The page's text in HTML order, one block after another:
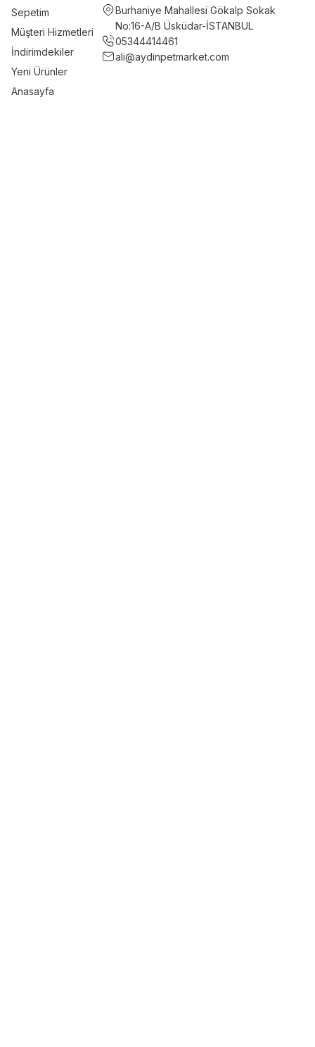
Sepetim
Müşteri Hizmetleri
İndirimdekiler
Yeni Ürünler
Anasayfa
Burhaniye Mahallesi Gökalp Sokak
No:16-A/B Üsküdar-İSTANBUL
05344414461
ali@aydinpetmarket.com